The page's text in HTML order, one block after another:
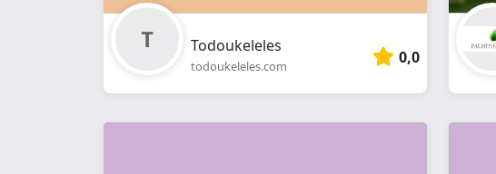
Todoukeleles
todoukeleles.com 0,0